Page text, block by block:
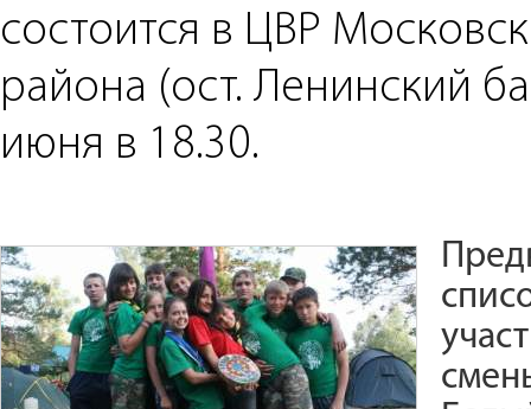
состоится в ЦВР
района (ост. Ленинский
июня в 18.30.